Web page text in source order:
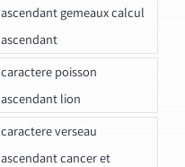
ascendant gemeaux calcul
ascendant
caractere poisson
ascendant lion
caractere verseau
ascendant cancer et